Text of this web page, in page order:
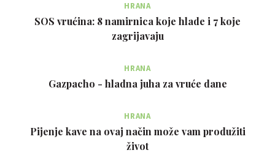
HRANA
SOS vrućina: 8 namirnica koje hlade i 7 koje
zagrijavaju
HRANA
Gazpacho - hladna juha za vruće dane
HRANA
Pijenje kave na ovaj način može vam produžiti
život